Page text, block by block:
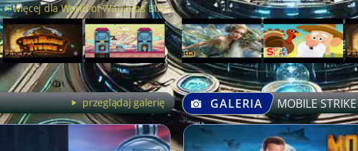
więcej dla World of Warships Blitz
przeglądaj galerię GALERIA MOBILE STRIKE